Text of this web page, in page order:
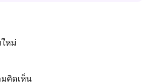
หม่
คิดเห็น